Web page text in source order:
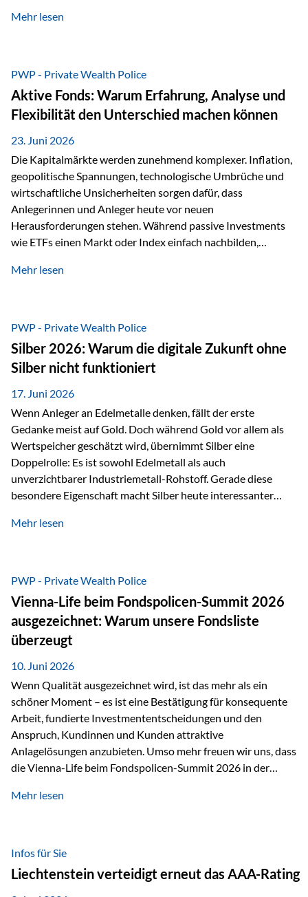
unumstößlich galten, versagen angesichts der expansiven
Nostalgie dar, sondern ist die modernste und strategisch
klügste Antwort auf globale Instabilität. Physische Werte
und der richtige Rechtsstandort sind heute keine bloße
Option mehr, sondern eine strategische Notwendigkeit. 1.
Der massive Aufwand hinter einem winzigen…
Mehr lesen
PWP - Private Wealth Police
Aktive Fonds: Warum Erfahrung, Analyse und
Flexibilität den Unterschied machen können
23. Juni 2026
Die Kapitalmärkte werden zunehmend komplexer. Inflation,
geopolitische Spannungen, technologische Umbrüche und
wirtschaftliche Unsicherheiten sorgen dafür, dass
Anlegerinnen und Anleger heute vor neuen
Herausforderungen stehen. Während passive Investments
wie ETFs einen Markt oder Index einfach nachbilden,
setzen auf die Expertise erfahrener Fondsmanager, die
Veränderungen geprägt ist, kann diese aktive
Herangehensweise einen entscheidenden Mehrwert bieten.
Was zeichnet aktive Fonds aus? Aktive Fonds verfolgen das
Ziel, nicht nur einen Markt abzubilden, sondern gezielt
Anlageentscheidungen zu treffen. Fondsmanager
analysieren Unternehmen,…
Mehr lesen
PWP - Private Wealth Police
Silber 2026: Warum die digitale Zukunft ohne
Silber nicht funktioniert
17. Juni 2026
Wenn Anleger an Edelmetalle denken, fällt der erste
Gedanke meist auf Gold. Doch während Gold vor allem als
Wertspeicher geschätzt wird, übernimmt Silber eine
Doppelrolle: Es ist sowohl Edelmetall als auch
unverzichtbarer Industriemetall-Rohstoff. Gerade diese
besondere Eigenschaft macht Silber heute interessanter
elektrischer – und genau dort spielt Silber eine
Leitfähigkeit aller Metalle. Diese Eigenschaft macht es für
zahlreiche Zukunftstechnologien praktisch unverzichtbar.
Silber findet sich unter anderem in: Solarmodulen
Elektrofahrzeugen Halbleitern Smartphones und Tablets…
Mehr lesen
PWP - Private Wealth Police
Vienna-Life beim Fondspolicen-Summit 2026
ausgezeichnet: Warum unsere Fondsliste
überzeugt
10. Juni 2026
Wenn Qualität ausgezeichnet wird, ist das mehr als ein
schöner Moment – es ist eine Bestätigung für konsequente
Arbeit, fundierte Investmententscheidungen und den
Anspruch, Kundinnen und Kunden attraktive
Anlagelösungen anzubieten. Umso mehr freuen wir uns, dass
die Vienna-Life beim Fondspolicen-Summit 2026 in der
dieser Ehrung ist der renommierte Fondspolicenreport der
analysiert und verglichen wurden. Das Ergebnis: Die ETF-
Auswahl der Vienna-Life zählt zu den drei besten Angeboten
am Markt. Für uns ist diese Auszeichnung eine Bestätigung
Mehr lesen
Infos für Sie
Liechtenstein verteidigt erneut das AAA-Rating